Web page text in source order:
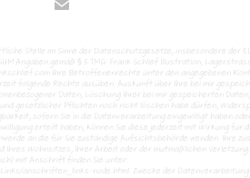
Stelle im Sinne der Datenschutzgesetze, insbesondere der
Angaben gemäß § 5 TMG: Frank Schlief Illustration, Lagerstrasse
Ihre Betroffenenrechte unter den angegebenen
folgende Rechte ausüben: Auskunft über Ihre bei mir
Daten, Löschung Ihrer bei mir gespeicherten Daten,
gesetzlicher Pflichten noch nicht löschen habe dürfen,
sofern Sie in die Datenverarbeitung eingewilligt haben oder
erteilt haben, können Sie diese jederzeit mit Wirkung für
an die für Sie zuständige Aufsichtsbehörde wenden. Ihre
Wohnsitzes, Ihrer Arbeit oder der mutmaßlichen
mit Anschrift finden Sie unter:
anschriften_links-node.html. Zwecke der Datenverarbeitung